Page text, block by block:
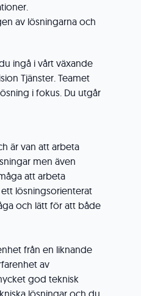
av lösningarna och
ingå i vårt växande
Tjänster. Teamet
i fokus. Du utgår
är van att arbeta
men även
att arbeta
lösningsorienterat
och lätt för att både
från en liknande
av
god teknisk
lösningar och du